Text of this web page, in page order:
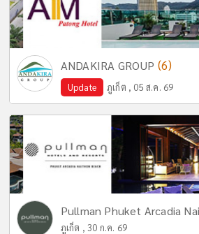
ANDAKIRA GROUP (6)
Update ภูเก็ต , 05 ส.ค. 69
Pullman Phuket Arcadia
ภูเก็ต , 30 ก.ค. 69